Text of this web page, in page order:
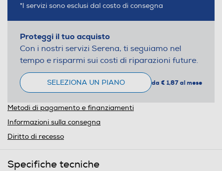
*I servizi sono esclusi dal costo di consegna
Proteggi il tuo acquisto
Con i nostri servizi Serena, ti seguiamo nel
tempo e risparmi sui costi di riparazioni future.
SELEZIONA UN PIANO da € 1,87 al mese
Metodi di pagamento e finanziamenti
Informazioni sulla consegna
Diritto di recesso
Specifiche tecniche